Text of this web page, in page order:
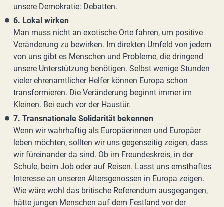
unsere Demokratie: Debatten.
6. Lokal wirken
Man muss nicht an exotische Orte fahren, um positive
Veränderung zu bewirken. Im direkten Umfeld von jedem
von uns gibt es Menschen und Probleme, die dringend
unsere Unterstützung benötigen. Selbst wenige Stunden
vieler ehrenamtlicher Helfer können Europa schon
transformieren. Die Veränderung beginnt immer im
Kleinen. Bei euch vor der Haustür.
7. Transnationale Solidarität bekennen
Wenn wir wahrhaftig als Europäerinnen und Europäer
leben möchten, sollten wir uns gegenseitig zeigen, dass
wir füreinander da sind. Ob im Freundeskreis, in der
Schule, beim Job oder auf Reisen. Lasst uns ernsthaftes
Interesse an unseren Altersgenossen in Europa zeigen.
Wie wäre wohl das britische Referendum ausgegangen,
hätte jungen Menschen auf dem Festland vor der